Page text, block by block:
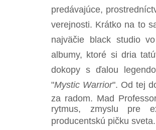
predávajúce,
verejnosti. Krátko na to
najväčie black studio
albumy, ktoré si dria
dokopy s ďalou
"Mystic Warrior". Od tej
za radom. Mad
rytmus, zmyslu pre
producentskú pičku sveta.